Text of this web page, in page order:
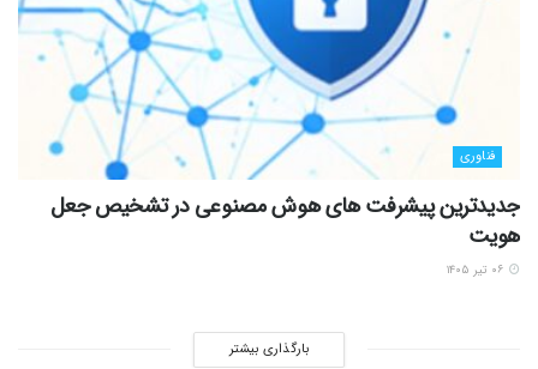
فناوری
جدیدترین پیشرفت های هوش مصنوعی در تشخیص جعل
هویت
بارگذاری بیشتر